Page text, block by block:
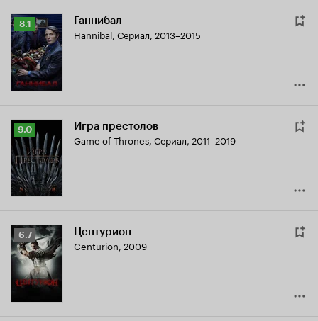
Рейтинг
Кинопоиска
8.1
8.1 Ганнибал
Hannibal, Сериал, 2013–2015
Рейтинг
Кинопоиска
9.0
9.0 Игра престолов
Game of Thrones, Сериал, 2011–2019
Рейтинг
Кинопоиска
6.7
6.7 Центурион
Centurion, 2009